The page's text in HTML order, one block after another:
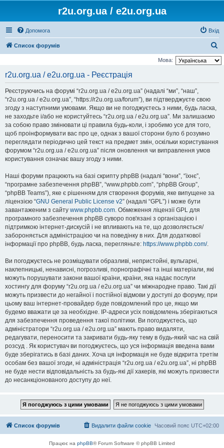
r2u.org.ua / e2u.org.ua
Допомога Вхід
Список форумів
о
Мова:
r2u.org.ua / e2u.org.ua - Реєстрація
Реєструючись на форумі “r2u.org.ua / e2u.org.ua” (надалі “ми”, “наш”,
“r2u.org.ua / e2u.org.ua”, “https://r2u.org.ua/forum”), ви підтверджуєте свою
згоду з наступними умовами. Якщо ви не погоджуєтесь з ними, будь ласка,
не заходьте і/або не користуйтесь “r2u.org.ua / e2u.org.ua”. Ми залишаємо
за собою право змінювати ці правила будь-коли, і зробимо усе для того,
щоб проінформувати вас про це, однак з вашої сторони було б розумно
переглядати періодично цей текст на предмет змін, оскільки користування
форумом “r2u.org.ua / e2u.org.ua” після оновлення чи виправлення умов
користування означає вашу згоду з ними.
Наші форуми працюють на базі скрипту phpBB (надалі “вони”, “їхнє”,
“програмне забезпечення phpBB”, “www.phpbb.com”, “phpBB Group”,
“phpBB Teams”), яке є рішенням для створення форумів, яке випущене за
ліцензією “GNU General Public License v2” (надалі “GPL”) і може бути
завантаженим з сайту www.phpbb.com. Обмеження ліцензії GPL для
програмного забезпечення phpBB суворо пов'язані з організацією і
підтримкою інтернет-дискусій і не впливають на те, що дозволяється/
забороняється адміністрацією чи на поведінку в них. Для додаткової
інформації про phpBB, будь ласка, перегляньте: https://www.phpbb.com/.
Ви погоджуєтесь не розміщувати образливі, непристойні, вульгарні,
наклепницькі, ненависні, погрозливі, порнографічні та інші матеріали, які
можуть порушувати закони вашої країни, країни, яка надає послуги
хостингу для форуму “r2u.org.ua / e2u.org.ua” чи міжнародне право. Такі дії
можуть призвести до негайної і постійної відмови у доступі до форуму, при
цьому ваш інтернет-провайдер буде повідомлений про це, якщо ми
будемо вважати це за необхідне. IP-адреси усіх повідомлень зберігаються
для забезпечення проведення такої політики. Ви погоджуєтесь, що
адміністратори “r2u.org.ua / e2u.org.ua” мають право видаляти,
редагувати, переносити та закривати будь-яку тему в будь-який час на свій
розсуд . Як користувач ви погоджуєтесь, що уся інформація введена вами
буде зберігатись в базі даних. Хоча ця інформація не буде відкрита третім
особам без вашої згоди, ні адміністрація “r2u.org.ua / e2u.org.ua”, ні phpBB
не буде нести відповідальність за будь-які дії хакерів, які можуть призвести
до несанкціонованого доступу до неї.
Список форумів Часовий пояс UTC+02:00
Видалити файли cookie
Працює на phpBB® Forum Software © phpBB Limited